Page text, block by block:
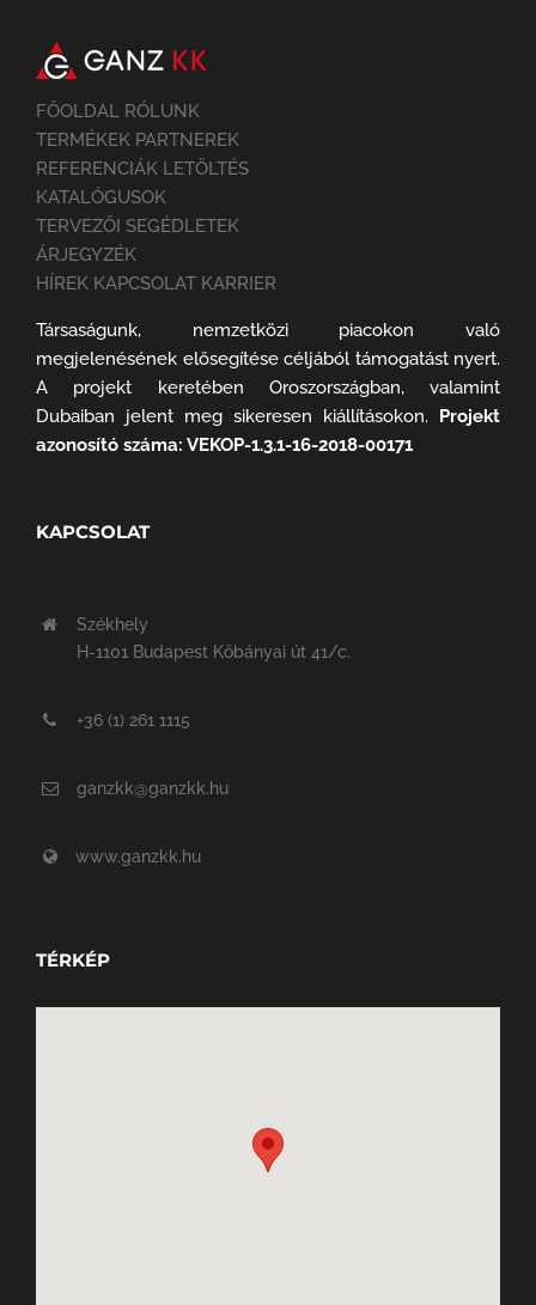
FŐOLDAL RÓLUNK
TERMÉKEK PARTNEREK
REFERENCIÁK LETÖLTÉS
KATALÓGUSOK
TERVEZŐI SEGÉDLETEK
ÁRJEGYZÉK
HÍREK KAPCSOLAT KARRIER
Társaságunk, nemzetközi piacokon való
megjelenésének elősegítése céljából támogatást nyert.
A projekt keretében Oroszországban, valamint
Dubaiban jelent meg sikeresen kiállításokon. Projekt
azonosító száma: VEKOP-1.3.1-16-2018-00171
KAPCSOLAT
Székhely
H-1101 Budapest Kőbányai út 41/c.
+36 (1) 261 1115
ganzkk@ganzkk.hu
www.ganzkk.hu
TÉRKÉP